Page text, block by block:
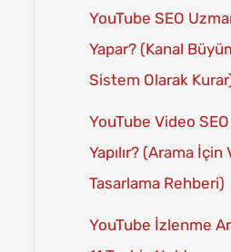
YouTube SEO
Yapar? (Kanal
Sistem Olarak
YouTube Video SEO
Yapılır? (Arama İçin
Tasarlama Rehberi)
YouTube İzlenme